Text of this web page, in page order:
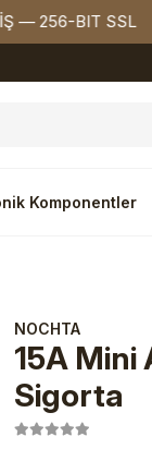
BIT SSL
Komponentler
NOCHTA
15A Mini
Sigorta